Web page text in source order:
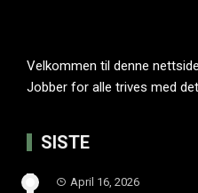
Velkommen til denne
Jobber for alle trives med
SISTE
April 16, 2026